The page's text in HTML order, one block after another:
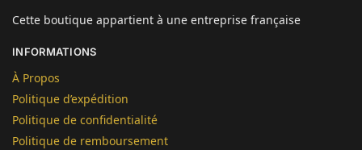
Cette boutique appartient à une entreprise française
INFORMATIONS
À Propos
Politique d’expédition
Politique de confidentialité
Politique de remboursement